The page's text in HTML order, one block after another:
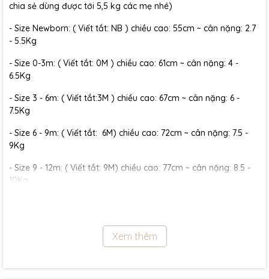
chia sẻ dùng được tới 5,5 kg các mẹ nhé)
- Size Newborn: ( Viết tắt: NB ) chiều cao: 55cm ~ cân nặng: 2.7
- 5.5Kg
- Size 0-3m: ( Viết tắt: 0M ) chiều cao: 61cm ~ cân nặng: 4 -
6.5Kg
- Size 3 - 6m: ( Viết tắt:3M ) chiều cao: 67cm ~ cân nặng: 6 -
7.5Kg
- Size 6 - 9m: ( Viết tắt: 6M) chiều cao: 72cm ~ cân nặng: 7.5 -
9Kg
- Size 9 - 12m: ( Viết tắt: 9M) chiều cao: 77cm ~ cân nặng: 8.5 -
10Kg
- Size 18 - 24m:( Viết tắt: 18M) chiều cao: 86cm ~ cân nặng: 11.5 -
- Size 2 - 3Y: ( Viết tắt: 2Y) chiều cao: 86 - 96cm ~ cân nặng: 13 -
Xem thêm